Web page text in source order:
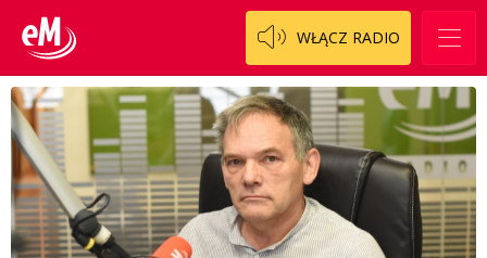
WŁĄCZ RADIO